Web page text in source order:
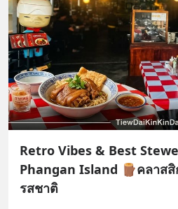
Retro Vibes & Best
Phangan Island 🪵คลาส
รสชาติ